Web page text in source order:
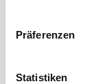
Präferenzen
Statistiken